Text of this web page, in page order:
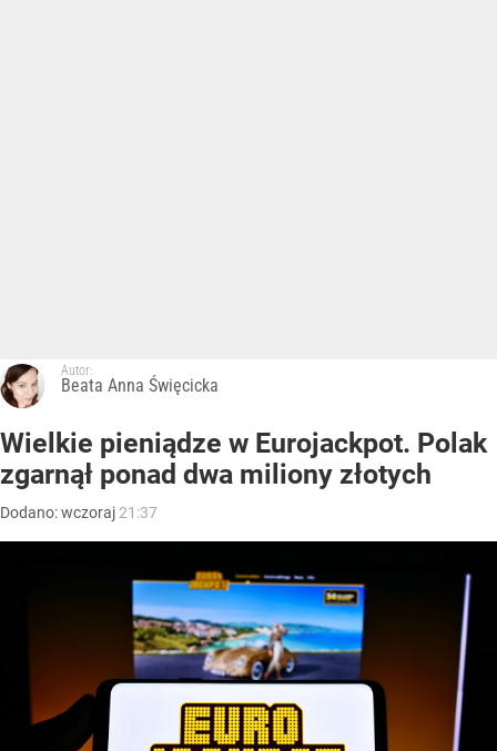
Autor:
Beata Anna Święcicka
Wielkie pieniądze w Eurojackpot. Polak
zgarnął ponad dwa miliony złotych
Dodano:wczoraj 21:37